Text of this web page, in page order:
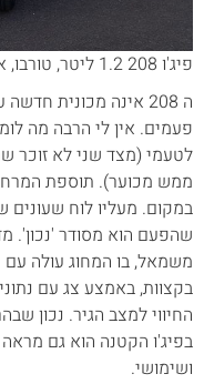
פיג'ו 208 1.2 ליטר, טורבו, אוטומטית:
ה 208 אינה מכונית
פעמים. אין לי הרבה מה
לטעמי (מצד שני לא זוכר
ממש מכוער). תוספת
שהפעם הוא מסודר 'נכון'.
משמאל, בו המחוג עולה עם
בקצוות, באמצע צג עם
בפיג'ו הקטנה הוא גם
ושימושי.